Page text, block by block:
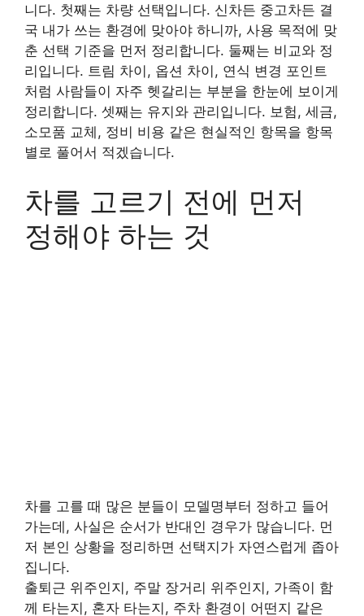
니다. 첫째는 차량 선택입니다. 신차든 중고차든 결
국 내가 쓰는 환경에 맞아야 하니까, 사용 목적에 맞
춘 선택 기준을 먼저 정리합니다. 둘째는 비교와 정
리입니다. 트림 차이, 옵션 차이, 연식 변경 포인트
처럼 사람들이 자주 헷갈리는 부분을 한눈에 보이게
정리합니다. 셋째는 유지와 관리입니다. 보험, 세금,
소모품 교체, 정비 비용 같은 현실적인 항목을 항목
별로 풀어서 적겠습니다.
차를 고르기 전에 먼저
정해야 하는 것
차를 고를 때 많은 분들이 모델명부터 정하고 들어
가는데, 사실은 순서가 반대인 경우가 많습니다. 먼
저 본인 상황을 정리하면 선택지가 자연스럽게 좁아
집니다.
출퇴근 위주인지, 주말 장거리 위주인지, 가족이 함
께 타는지, 혼자 타는지, 주차 환경이 어떤지 같은